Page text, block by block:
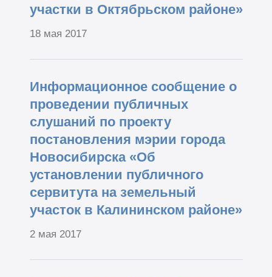
участки в Октябрьском районе»
18 мая 2017
Информационное сообщение о
проведении публичных
слушаний по проекту
постановления мэрии города
Новосибирска «Об
установлении публичного
сервитута на земельный
участок в Калининском районе»
2 мая 2017